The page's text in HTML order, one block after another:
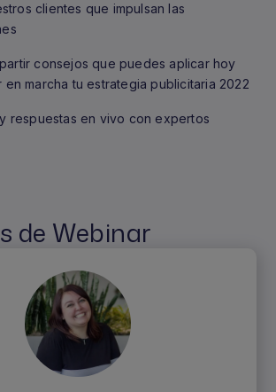
clientes que impulsan las
consejos que puedes aplicar hoy
en marcha tu estrategia publicitaria 2022
respuestas en vivo con expertos
de Webinar